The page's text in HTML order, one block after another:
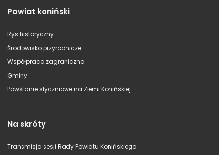
Powiat koniński
Rys historyczny
Środowisko przyrodnicze
Współpraca zagraniczna
Gminy
Powstanie styczniowe na Ziemi Konińskiej
Na skróty
Transmisja sesji Rady Powiatu Konińskiego